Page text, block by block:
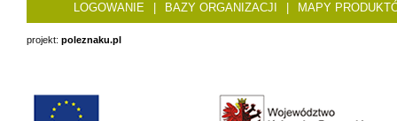
LOGOWANIE BAZY ORGANIZACJI MAPY
projekt: poleznaku.pl